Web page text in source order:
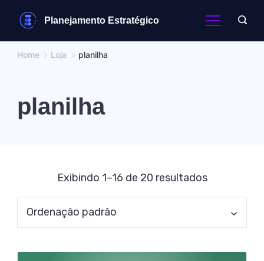
Planejamento Estratégico
Home Loja planilha
planilha
Exibindo 1–16 de 20 resultados